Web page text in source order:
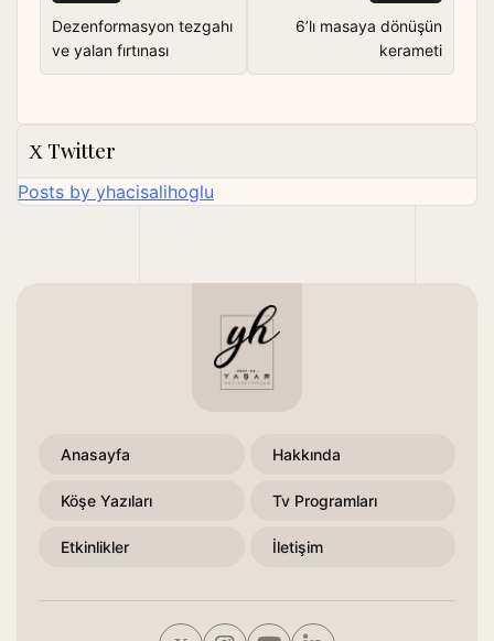
gezinmesi
Dezenformasyon tezgahı
ve yalan fırtınası
6’lı masaya dönüşün
kerameti
Twitter
Posts by yhacisalihoglu
Anasayfa Hakkında
Köşe Yazıları Tv Programları
Etkinlikler İletişim